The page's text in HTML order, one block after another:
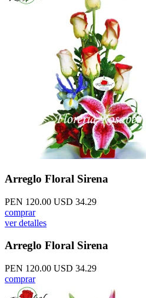
Arreglo Floral Sirena
PEN 120.00 USD 34.29
comprar
ver detalles
Arreglo Floral Sirena
PEN 120.00 USD 34.29
comprar